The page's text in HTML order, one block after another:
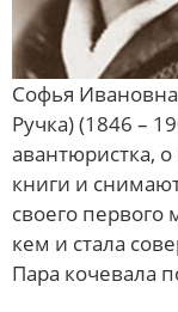
Софья
Ручка) (1846 –
авантюристка,
книги и
своего
кем и стала
Пара кочевала